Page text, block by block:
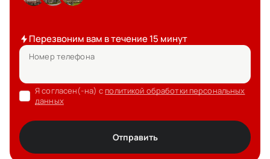
Перезвоним вам в течение 15 минут
Номер телефона
Я согласен(-на) с политикой обработки персональных
данных
Отправить